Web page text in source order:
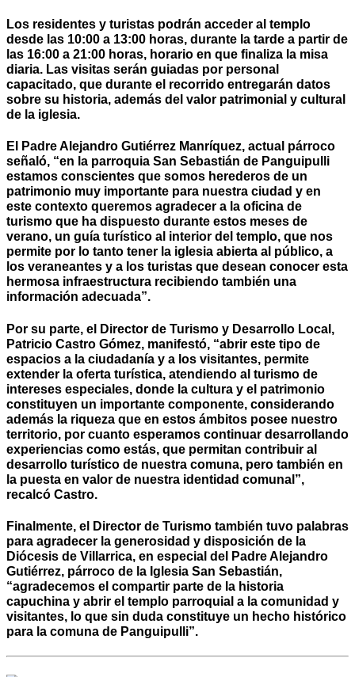
Los residentes y turistas podrán acceder al templo
desde las 10:00 a 13:00 horas, durante la tarde a partir de
las 16:00 a 21:00 horas, horario en que finaliza la misa
diaria. Las visitas serán guiadas por personal
capacitado, que durante el recorrido entregarán datos
sobre su historia, además del valor patrimonial y cultural
de la iglesia.
El Padre Alejandro Gutiérrez Manríquez, actual párroco
señaló, “en la parroquia San Sebastián de Panguipulli
estamos conscientes que somos herederos de un
patrimonio muy importante para nuestra ciudad y en
este contexto queremos agradecer a la oficina de
turismo que ha dispuesto durante estos meses de
verano, un guía turístico al interior del templo, que nos
permite por lo tanto tener la iglesia abierta al público, a
los veraneantes y a los turistas que desean conocer esta
hermosa infraestructura recibiendo también una
información adecuada”.
Por su parte, el Director de Turismo y Desarrollo Local,
Patricio Castro Gómez, manifestó, “abrir este tipo de
espacios a la ciudadanía y a los visitantes, permite
extender la oferta turística, atendiendo al turismo de
intereses especiales, donde la cultura y el patrimonio
constituyen un importante componente, considerando
además la riqueza que en estos ámbitos posee nuestro
territorio, por cuanto esperamos continuar desarrollando
experiencias como estás, que permitan contribuir al
desarrollo turístico de nuestra comuna, pero también en
la puesta en valor de nuestra identidad comunal”,
recalcó Castro.
Finalmente, el Director de Turismo también tuvo palabras
para agradecer la generosidad y disposición de la
Diócesis de Villarrica, en especial del Padre Alejandro
Gutiérrez, párroco de la Iglesia San Sebastián,
“agradecemos el compartir parte de la historia
capuchina y abrir el templo parroquial a la comunidad y
visitantes, lo que sin duda constituye un hecho histórico
para la comuna de Panguipulli”.